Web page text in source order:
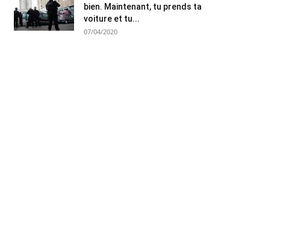
bien. Maintenant, tu prends ta
voiture et tu...
07/04/2020